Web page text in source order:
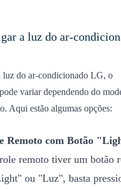
a luz do ar-
luz do ar-condicionado LG, o
variar dependendo do
Aqui estão algumas opções:
Remoto com Botão
remoto tiver um botão
ou "Luz", basta